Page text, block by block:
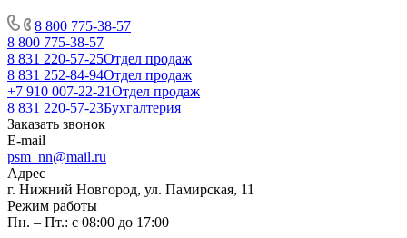
8 800 775-38-57
8 800 775-38-57
8 831 220-57-25Отдел продаж
8 831 252-84-94Отдел продаж
+7 910 007-22-21Отдел продаж
8 831 220-57-23Бухгалтерия
Заказать звонок
E-mail
psm_nn@mail.ru
Адрес
г. Нижний Новгород, ул. Памирская, 11
Режим работы
Пн. – Пт.: с 08:00 до 17:00